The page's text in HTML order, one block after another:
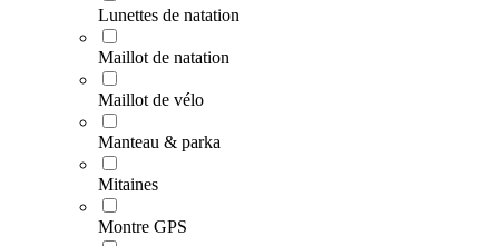
Lunettes de natation
Maillot de natation
Maillot de vélo
Manteau & parka
Mitaines
Montre GPS